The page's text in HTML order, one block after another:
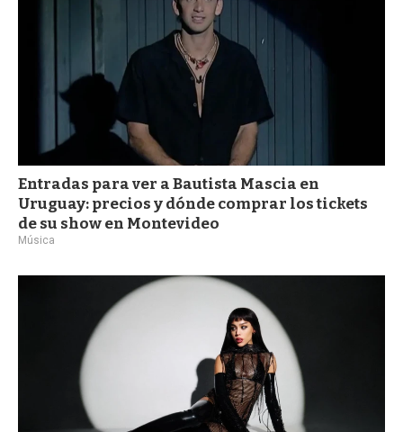
Entradas para ver a Bautista Mascia en
Uruguay: precios y dónde comprar los tickets
de su show en Montevideo
Música